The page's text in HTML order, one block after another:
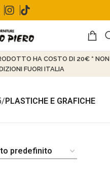
HA COSTO DI 20€ * NON
FUORI ITALIA
/PLASTICHE E GRAFICHE